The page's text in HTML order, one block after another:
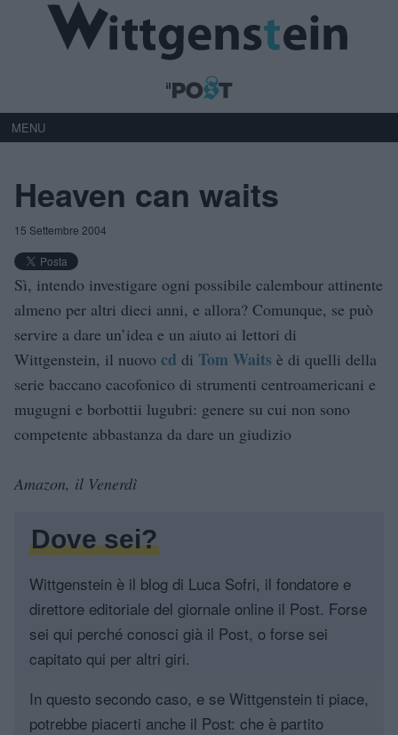
MENU
Heaven can waits
15 Settembre 2004
Sì, intendo investigare ogni possibile calembour attinente
almeno per altri dieci anni, e allora? Comunque, se può
servire a dare un’idea e un aiuto ai lettori di
Wittgenstein, il nuovo cd di Tom Waits è di quelli della
serie baccano cacofonico di strumenti centroamericani e
mugugni e borbottii lugubri: genere su cui non sono
competente abbastanza da dare un giudizio
Amazon, il Venerdì
Dove sei?
Wittgenstein è il blog di Luca Sofri, il fondatore e
direttore editoriale del giornale online il Post. Forse
sei qui perché conosci già il Post, o forse sei
capitato qui per altri giri.
In questo secondo caso, e se Wittgenstein ti piace,
potrebbe piacerti anche il Post: che è partito